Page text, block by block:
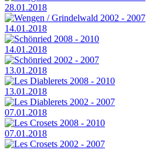
28.01.2018
Wengen / Grindelwald 2002 - 2007
14.01.2018
Schönried 2008 - 2010
14.01.2018
Schönried 2002 - 2007
13.01.2018
Les Diablerets 2008 - 2010
13.01.2018
Les Diablerets 2002 - 2007
07.01.2018
Les Crosets 2008 - 2010
07.01.2018
Les Crosets 2002 - 2007